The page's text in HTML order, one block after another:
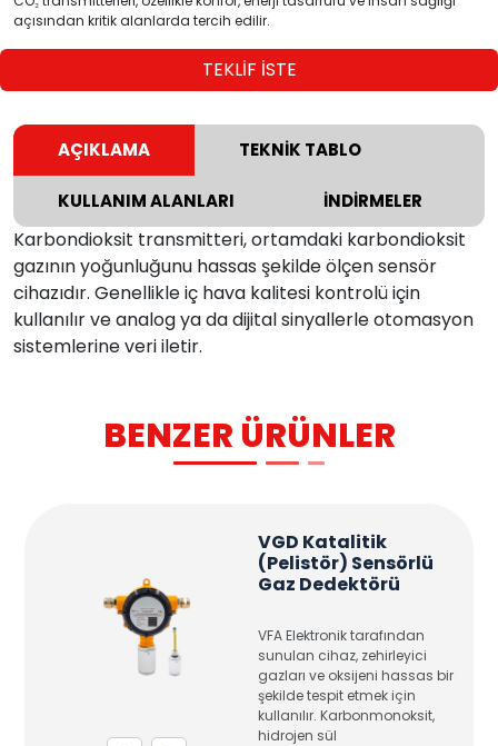
açısından kritik alanlarda tercih edilir.
TEKLİF İSTE
AÇIKLAMA TEKNİK TABLO
KULLANIM ALANLARI İNDİRMELER
Karbondioksit transmitteri, ortamdaki karbondioksit
gazının yoğunluğunu hassas şekilde ölçen sensör
cihazıdır. Genellikle iç hava kalitesi kontrolü için
kullanılır ve analog ya da dijital sinyallerle otomasyon
sistemlerine veri iletir.
BENZER ÜRÜNLER
VGD Katalitik
(Pelistör) Sensörlü
Gaz Dedektörü
VFA Elektronik tarafından
sunulan cihaz, zehirleyici
gazları ve oksijeni hassas bir
şekilde tespit etmek için
kullanılır. Karbonmonoksit,
hidrojen sül